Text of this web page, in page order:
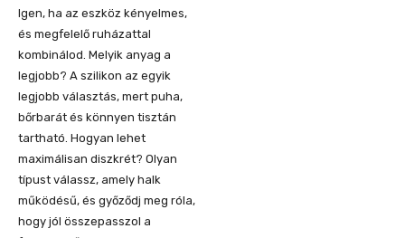
Igen, ha az eszköz kényelmes,
és megfelelő ruházattal
kombinálod. Melyik anyag a
legjobb? A szilikon az egyik
legjobb választás, mert puha,
bőrbarát és könnyen tisztán
tartható. Hogyan lehet
maximálisan diszkrét? Olyan
típust válassz, amely halk
működésű, és győződj meg róla,
hogy jól összepasszol a